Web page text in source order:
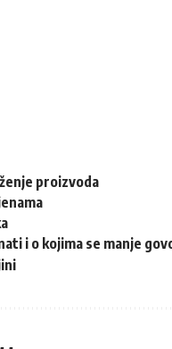
proizvoda
i o kojima se manje